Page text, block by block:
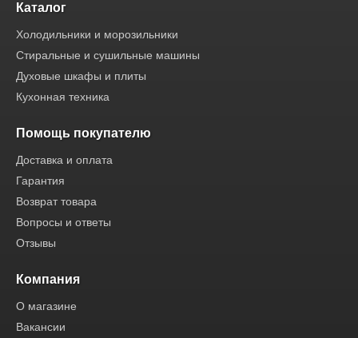
Каталог
Холодильники и морозильники
Стиральные и сушильные машины
Духовые шкафы и плиты
Кухонная техника
Помощь покупателю
Доставка и оплата
Гарантия
Возврат товара
Вопросы и ответы
Отзывы
Компания
О магазине
Вакансии